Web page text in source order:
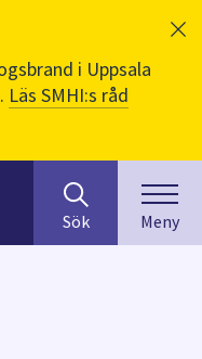
i Uppsala
Läs SMHI:s råd
efter
innehåll
på
Sök Meny